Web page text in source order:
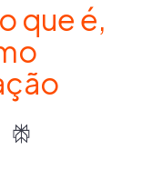
que é,